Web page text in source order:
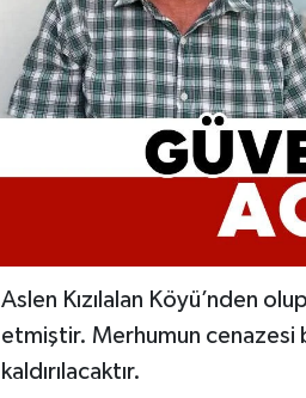
Aslen Kızılalan Köyü’nden
etmiştir. Merhumun cenazesi
kaldırılacaktır.